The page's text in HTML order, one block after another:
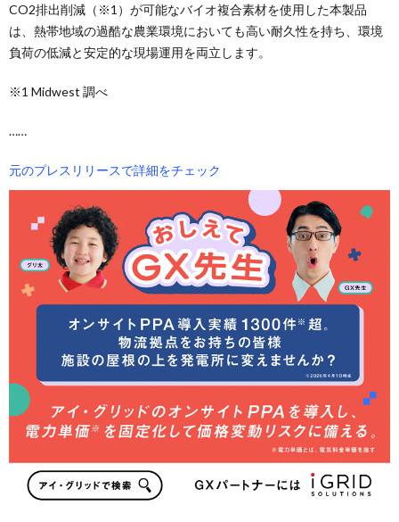
CO2排出削減（※1）が可能なバイオ複合素材を使用した本製品
は、熱帯地域の過酷な農業環境においても高い耐久性を持ち、環境
負荷の低減と安定的な現場運用を両立します。
※1 Midwest 調べ
……
元のプレスリリースで詳細をチェック